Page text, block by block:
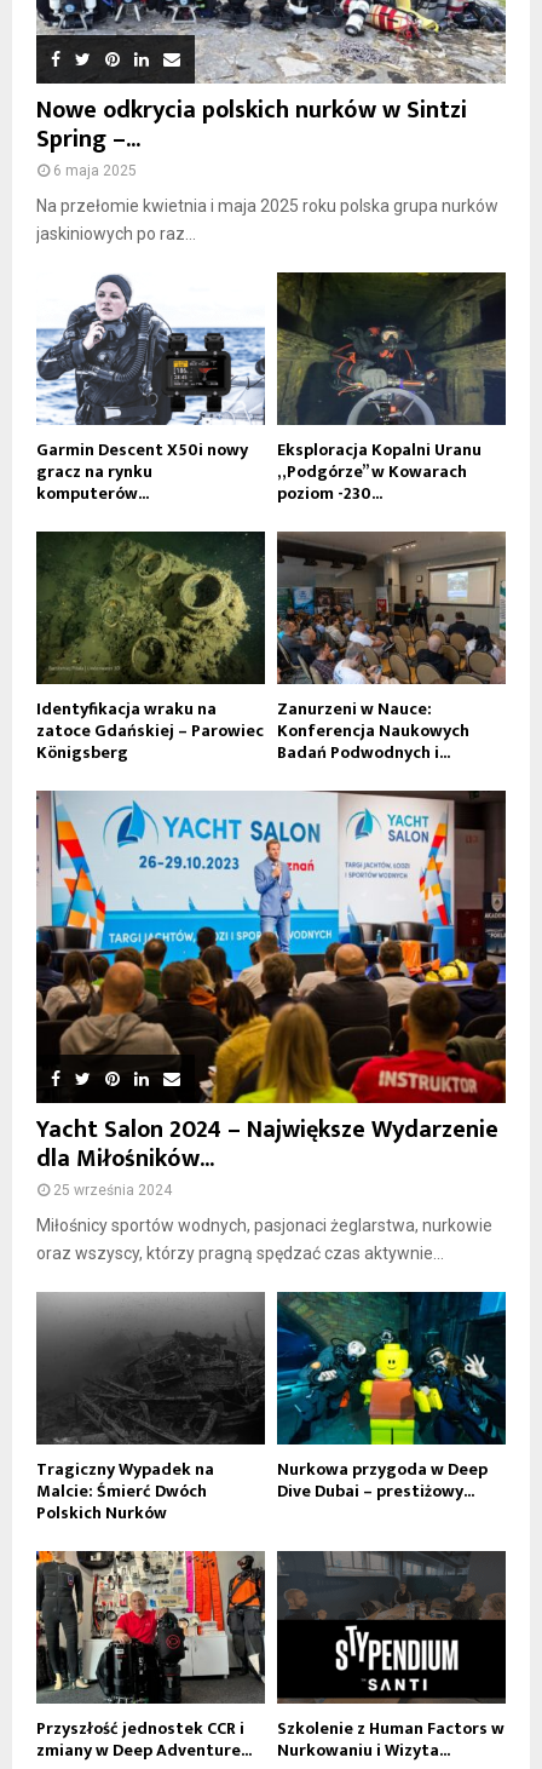
Nowe odkrycia polskich nurków w Sintzi
Spring –...
6 maja 2025
Na przełomie kwietnia i maja 2025 roku polska grupa nurków
jaskiniowych po raz...
Garmin Descent X50i nowy
gracz na rynku
komputerów...
Eksploracja Kopalni Uranu
„Podgórze” w Kowarach
poziom -230...
Identyfikacja wraku na
zatoce Gdańskiej – Parowiec
Königsberg
Zanurzeni w Nauce:
Konferencja Naukowych
Badań Podwodnych i...
Yacht Salon 2024 – Największe Wydarzenie
dla Miłośników...
25 września 2024
Miłośnicy sportów wodnych, pasjonaci żeglarstwa, nurkowie
oraz wszyscy, którzy pragną spędzać czas aktywnie...
Tragiczny Wypadek na
Malcie: Śmierć Dwóch
Polskich Nurków
Nurkowa przygoda w Deep
Dive Dubai – prestiżowy...
Przyszłość jednostek CCR i
zmiany w Deep Adventure...
Szkolenie z Human Factors w
Nurkowaniu i Wizyta...